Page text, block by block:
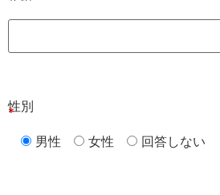
性別
男性 女性 回答しない